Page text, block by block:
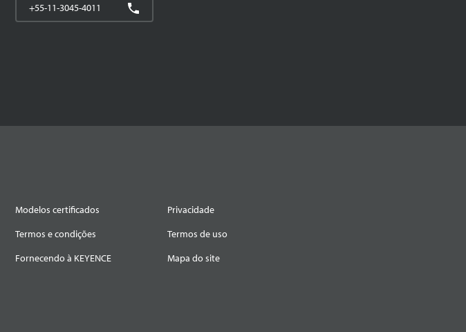
+55-11-3045-4011
Modelos certificados
Privacidade
Termos e condições
Termos de uso
Fornecendo à KEYENCE
Mapa do site